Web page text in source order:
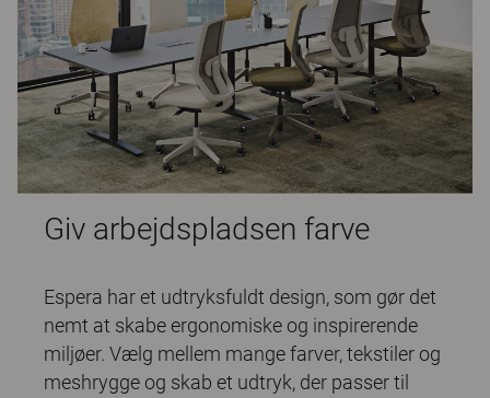
Giv arbejdspladsen farve
Espera har et udtryksfuldt design, som gør det
nemt at skabe ergonomiske og inspirerende
miljøer. Vælg mellem mange farver, tekstiler og
meshrygge og skab et udtryk, der passer til